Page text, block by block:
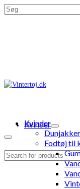
Search
Kvinder
Search
Kvinder
Dunjakker
Fodtøj til